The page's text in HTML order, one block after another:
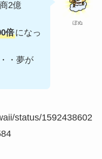
ぽぬ
2億
倍になっ
・夢が
status/1592438602